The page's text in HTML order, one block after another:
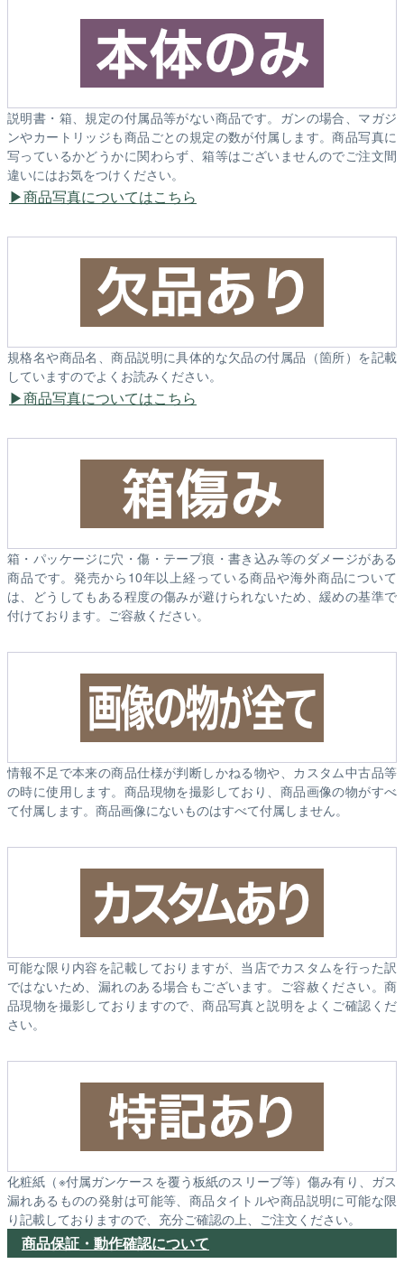
説明書・箱、規定の付属品等がない商品です。ガンの場合、マガジ
ンやカートリッジも商品ごとの規定の数が付属します。商品写真に
写っているかどうかに関わらず、箱等はございませんのでご注文間
違いにはお気をつけください。
商品写真についてはこちら
規格名や商品名、商品説明に具体的な欠品の付属品（箇所）を記載
していますのでよくお読みください。
商品写真についてはこちら
箱・パッケージに穴・傷・テープ痕・書き込み等のダメージがある
商品です。発売から10年以上経っている商品や海外商品について
は、どうしてもある程度の傷みが避けられないため、緩めの基準で
付けております。ご容赦ください。
情報不足で本来の商品仕様が判断しかねる物や、カスタム中古品等
の時に使用します。商品現物を撮影しており、商品画像の物がすべ
て付属します。商品画像にないものはすべて付属しません。
可能な限り内容を記載しておりますが、当店でカスタムを行った訳
ではないため、漏れのある場合もございます。ご容赦ください。商
品現物を撮影しておりますので、商品写真と説明をよくご確認くだ
さい。
化粧紙（※付属ガンケースを覆う板紙のスリーブ等）傷み有り、ガス
漏れあるものの発射は可能等、商品タイトルや商品説明に可能な限
り記載しておりますので、充分ご確認の上、ご注文ください。
商品保証・動作確認について